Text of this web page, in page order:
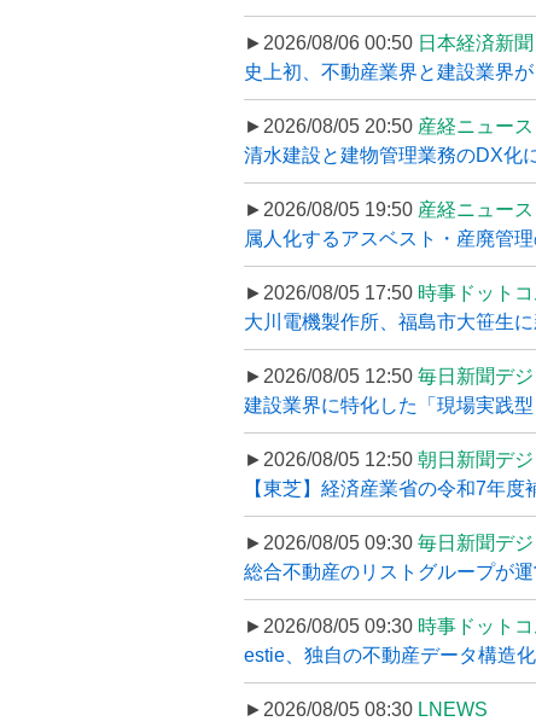
►2026/08/06 00:50 日本経済新聞
史上初、不動産業界と建設業界
►2026/08/05 20:50 産経ニュース
清水建設と建物管理業務のDX化
►2026/08/05 19:50 産経ニュース
属人化するアスベスト・産廃管
►2026/08/05 17:50 時事ドットコ
大川電機製作所、福島市大笹生
►2026/08/05 12:50 毎日新聞デ
建設業界に特化した「現場実践
►2026/08/05 12:50 朝日新聞デ
【東芝】経済産業省の令和7年
►2026/08/05 09:30 毎日新聞デ
総合不動産のリストグループが
►2026/08/05 09:30 時事ドットコ
estie、独自の不動産データ構造
►2026/08/05 08:30 LNEWS